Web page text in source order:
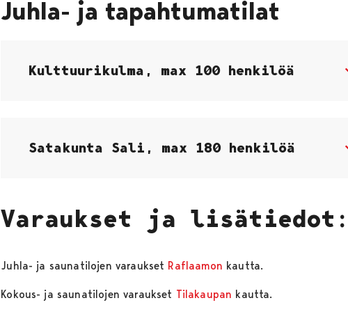
Juhla- ja tapahtumatilat
Kulttuurikulma, max 100 henkilöä
Satakunta Sali, max 180 henkilöä
Varaukset ja
Juhla- ja saunatilojen varaukset Raflaamon kautta.
Kokous- ja saunatilojen varaukset Tilakaupan kautta.